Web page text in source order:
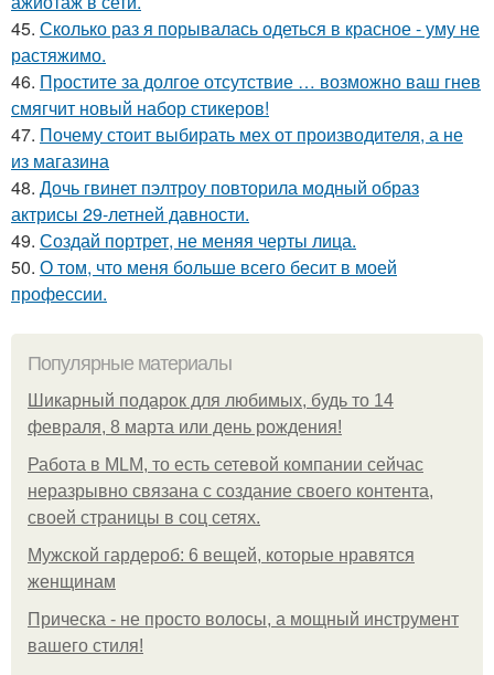
45. Сколько раз я порывалась одеться в красное - уму не
растяжимо.
46. Простите за долгое отсутствие … возможно ваш гнев
смягчит новый набор стикеров!
47. Почему стоит выбирать мех от производителя, а не
из магазина
48. Дочь гвинет пэлтроу повторила модный образ
актрисы 29-летней давности.
49. Создай портрет, не меняя черты лица.
50. О том, что меня больше всего бесит в моей
профессии.
Популярные материалы
Шикарный подарок для любимых, будь то 14
февраля, 8 марта или день рождения!
Работа в MLM, то есть сетевой компании сейчас
неразрывно связана с создание своего контента,
своей страницы в соц сетях.
Мужской гардероб: 6 вещей, которые нравятся
женщинам
Прическа - не просто волосы, а мощный инструмент
вашего стиля!